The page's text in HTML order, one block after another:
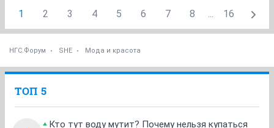
1 2 3 4 5 6 7 8 ... 16
НГС.Форум SHE Мода и красота
ТОП 5
Кто тут воду мутит? Почему нельзя купаться